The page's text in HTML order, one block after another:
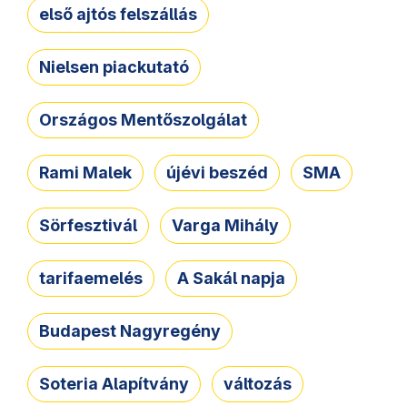
első ajtós felszállás
Nielsen piackutató
Országos Mentőszolgálat
Rami Malek újévi beszéd SMA
Sörfesztivál Varga Mihály
tarifaemelés A Sakál napja
Budapest Nagyregény
Soteria Alapítvány változás